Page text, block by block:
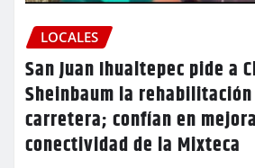
LOCALES
San Juan Ihualtepec pide a
Sheinbaum la
carretera; confían en
conectividad de la Mixteca